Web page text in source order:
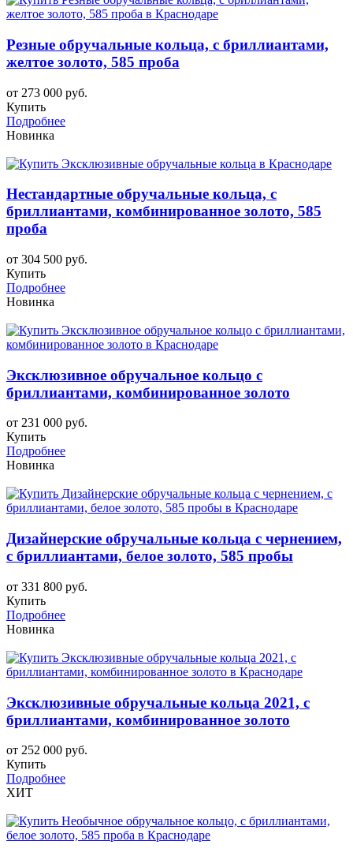
Резные обручальные кольца, с бриллиантами,
желтое золото, 585 проба
от 273 000 руб.
Купить
Подробнее
Новинка
Нестандартные обручальные кольца, с
бриллиантами, комбинированное золото, 585
проба
от 304 500 руб.
Купить
Подробнее
Новинка
Эксклюзивное обручальное кольцо с
бриллиантами, комбинированное золото
от 231 000 руб.
Купить
Подробнее
Новинка
Дизайнерские обручальные кольца с чернением,
с бриллиантами, белое золото, 585 пробы
от 331 800 руб.
Купить
Подробнее
Новинка
Эксклюзивные обручальные кольца 2021, с
бриллиантами, комбинированное золото
от 252 000 руб.
Купить
Подробнее
ХИТ